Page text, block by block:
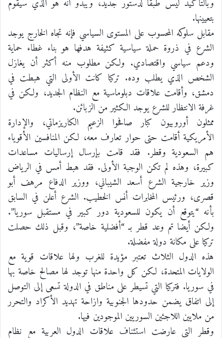
وبالتأكيد ليس طبقا لدستور جديد، ويبدو أنه هو الذي سيقوم
بتعيينها.
مقابل سلوكه المحسوب على المستوى السياسي فإنه تجاه الخارج يوجد
الشرع في ذروة حملة سياسية كثيفة هدفها هو بناء غطاء حماية
ودعم سياسي واقتصادي. ولكن مطلوب منه أكثر أن يغازل
الشخص الذي يطلب وده. تركيا كانت الأولى التي هبطت في
دمشق، وأقامت علاقات دبلوماسية مع النظام الجديد، ولكن في
غرفة الانتظار للشرع يوجد الكثير من الزبائن.
ممثلون أوروبيون كبار صافحوا الزعيم الكاريزماتي، والإدارة
الأمريكية أقامت حتى حوار تعارف معه، لكن المنافسين الأقوياء
هم السعودية وقطر. فقد قامت بإرسال إرساليات مساعدات
كبيرة، وهذه لم تكن الوجبة الأولى. فقد هبط أمس في الرياض
وزير خارجية الشرع أسعد الشيباني، ووزير الدفاع مرهف أبو
قصرى، ورئيس المخابرات أنس الخطيب. الشرع أعلن في السابق
بأنه “يتوقع أن يكون للسعودية دور كبير في مستقبل سوريا”.
ولكن أيضا تم وعد قطر بـ “أفضلية خاصة”، وقبل ذلك حصلت
تركيا على مكانة دولة مفضلة.
هذه الدول الثلاث تعتبر مؤيدة للغرب ولها علاقات قوية مع
الولايات المتحدة، لكن كل واحدة منها توجد لها مصالح خاصة بها
في سوريا. فتركيا التي تسيطر على مناطق في الدولة تسعى إلى التوصل
إلى اتفاق يضمن حدودها الجنوبية وازاحة تهديد الأكراد والتحرر
من ملايين اللاجئين السوريين الموجودين فيها.
وقطر التي عارضت استئناف علاقات الدول العربية مع نظام